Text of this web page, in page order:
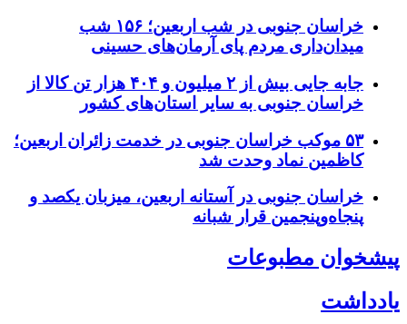
خراسان جنوبی در شب اربعین؛ ۱۵۶ شب
میدان‌داری مردم پای آرمان‌های حسینی
جابه جایی بیش از ۲ میلیون و ۴۰۴ هزار تن کالا از
خراسان جنوبی به سایر استان‌های کشور
۵۳ موکب خراسان جنوبی در خدمت زائران اربعین؛
کاظمین نماد وحدت شد
خراسان جنوبی در آستانه اربعین، میزبان یکصد و
پنجاه‌وپنجمین قرار شبانه
پیشخوان مطبوعات
یادداشت